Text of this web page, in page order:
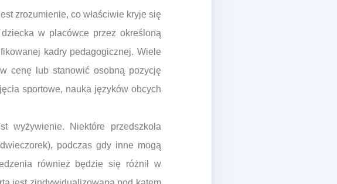
zrozumienie, co właściwie kryje się
w placówce przez określoną
kadry pedagogicznej. Wiele
cenę lub stanowić osobną pozycję
sportowe, nauka języków obcych
wyżywienie. Niektóre przedszkola
podczas gdy inne mogą
również będzie się różnił w